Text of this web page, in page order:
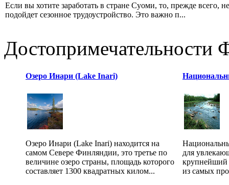
Если вы хотите заработать в стране Суоми, то, прежде
подойдет сезонное трудоустройство. Это важно п...
Достопримечательности
Озеро Инари (Lake Inari)
Озеро Инари (Lake Inari) находится на
самом Севере Финляндии, это третье по
величине озеро страны, площадь которого
составляет 1300 квадратных килом...
для
крупнейший
из самых